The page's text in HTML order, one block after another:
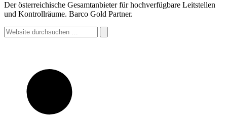
Der österreichische Gesamtanbieter für hochverfügbare Leitstellen
und Kontrollräume. Barco Gold Partner.
Website
durchsuchen